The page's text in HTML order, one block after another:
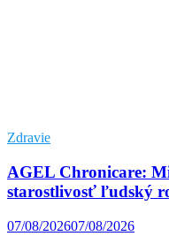
Zdravie
AGEL Chronicare:
starostlivosť ľudský
07/08/202607/08/2026